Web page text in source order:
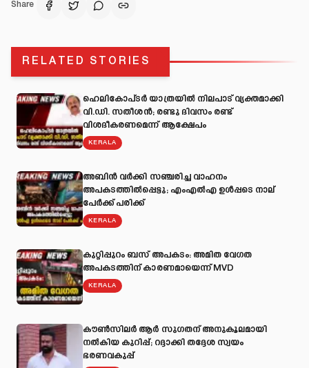
Share
RELATED STORIES
ഹെലികോപ്ടർ യാത്രയിൽ നിലപാട് വ്യക്തമാക്കി
വി.ഡി. സതീശൻ; രണ്ടു ദിവസം രണ്ട്
വിശദീകരണമെന്ന് ആക്ഷേപം
KERALA
അബിന്‍ വര്‍ക്കി സഞ്ചരിച്ച വാഹനം
അപകടത്തില്‍പ്പെട്ടു; എംഎല്‍എ ഉള്‍പ്പടെ നാല്
പേര്‍ക്ക് പരിക്ക്
KERALA
കുറ്റിപ്പുറം ബസ് അപകടം: അമിത വേഗത
അപകടത്തിന് കാരണമായെന്ന് MVD
KERALA
കൗൺസിലർ ആർ സുഗതന് അനുകൂലമായി
നല്‍കിയ കുറിപ്പ്; റദ്ദാക്കി തദ്ദേശ സ്വയം
ഭരണവകുപ്പ്